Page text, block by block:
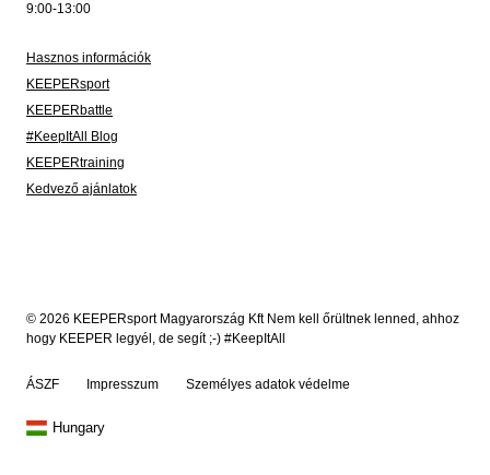
9:00-13:00
Hasznos információk
KEEPERsport
KEEPERbattle
#KeepItAll Blog
KEEPERtraining
Kedvező ajánlatok
© 2026 KEEPERsport Magyarország Kft Nem kell őrültnek lenned, ahhoz
hogy KEEPER legyél, de segít ;-) #KeepItAll
ÁSZF Impresszum Személyes adatok védelme
Hungary